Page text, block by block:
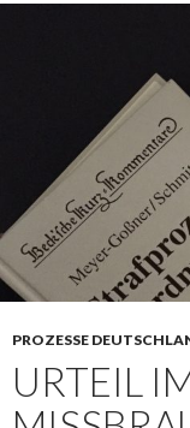
PROZESSE
URTEIL